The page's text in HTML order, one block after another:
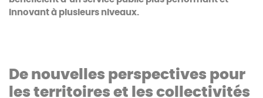
innovant à plusieurs niveaux.
De nouvelles perspectives pour
les territoires et les collectivités